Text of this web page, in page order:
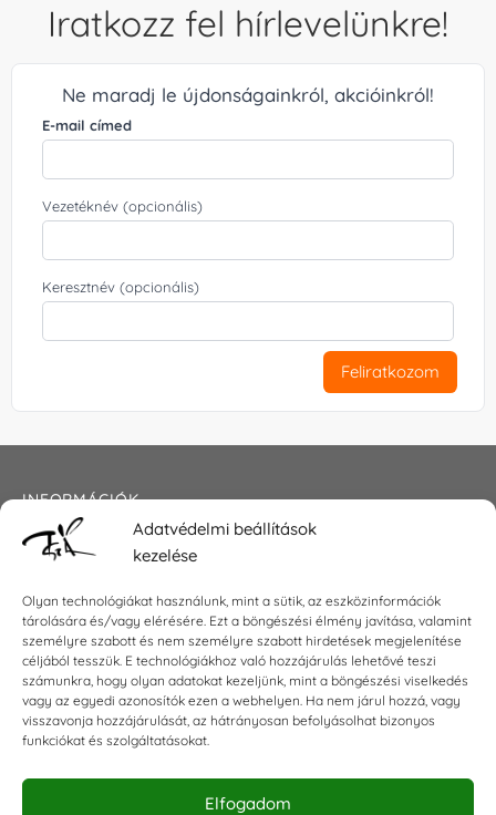
Adatvédelmi beállítások
kezelése
Olyan technológiákat használunk, mint a sütik, az eszközinformációk
tárolására és/vagy elérésére. Ezt a böngészési élmény javítása, valamint
személyre szabott és nem személyre szabott hirdetések megjelenítése
céljából tesszük. E technológiákhoz való hozzájárulás lehetővé teszi
számunkra, hogy olyan adatokat kezeljünk, mint a böngészési viselkedés
vagy az egyedi azonosítók ezen a webhelyen. Ha nem járul hozzá, vagy
visszavonja hozzájárulását, az hátrányosan befolyásolhat bizonyos
funkciókat és szolgáltatásokat.
Elfogadom
Iratkozz fel hírlevelünkre!
Ne maradj le újdonságainkról, akcióinkról!
E-mail címed
Vezetéknév (opcionális)
Keresztnév (opcionális)
Feliratkozom
INFORMÁCIÓK
Általános szerződési feltételek
Impresszum
KAPCSOLAT
E-mail:shop@torokszilvi.com
Telefon: +36 30 6767872